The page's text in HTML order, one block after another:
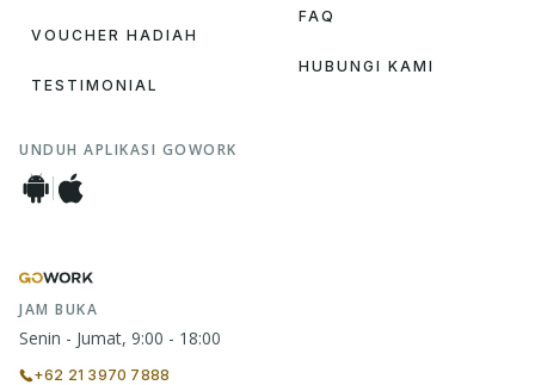
VOUCHER HADIAH
TESTIMONIAL
FAQ
HUBUNGI KAMI
UNDUH APLIKASI GOWORK
JAM BUKA
Senin - Jumat, 9:00 - 18:00
+62 21 3970 7888